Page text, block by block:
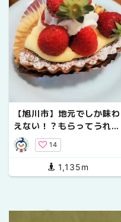
【旭川市】地元でしか味わ
えない！？もらってうれし
い♪一味違ったスイーツは
いかかですか？
14
1,135m